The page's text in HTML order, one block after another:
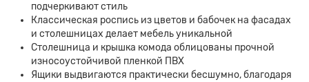
подчеркивают стиль
Классическая роспись из цветов и бабочек на фасадах
и столешницах делает мебель уникальной
Столешница и крышка комода облицованы прочной
износоустойчивой пленкой ПВХ
Ящики выдвигаются практически бесшумно, благодаря